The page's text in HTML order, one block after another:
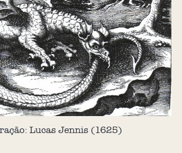
Lucas Jennis (1625)